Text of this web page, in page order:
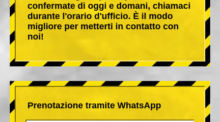
confermate di oggi e domani, chiamaci
durante l'orario d'ufficio. È il modo
migliore per metterti in contatto con
noi!
Prenotazione tramite WhatsApp